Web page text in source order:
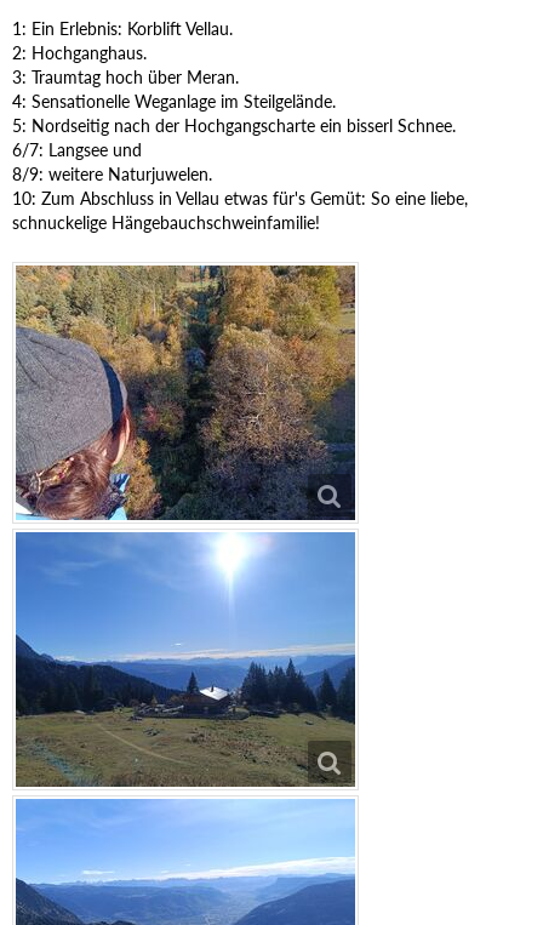
1: Ein Erlebnis: Korblift Vellau.
2: Hochganghaus.
3: Traumtag hoch über Meran.
4: Sensationelle Weganlage im Steilgelände.
5: Nordseitig nach der Hochgangscharte ein bisserl Schnee.
6/7: Langsee und
8/9: weitere Naturjuwelen.
10: Zum Abschluss in Vellau etwas für's Gemüt: So eine liebe,
schnuckelige Hängebauchschweinfamilie!